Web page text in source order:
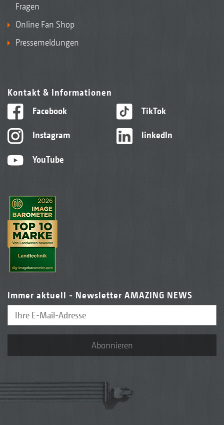
Fragen
Online Fan Shop
Pressemeldungen
Kontakt & Informationen
Facebook
Instagram
YouTube
TikTok
linkedIn
Immer aktuell - Newsletter AMAZING NEWS
Abonnieren